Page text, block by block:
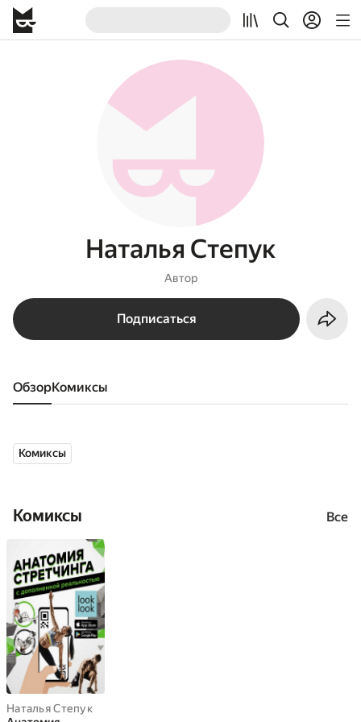
Наталья Степук
Автор
Подписаться
Обзор комиксы
Комиксы
Комиксы Все
Наталья Степук